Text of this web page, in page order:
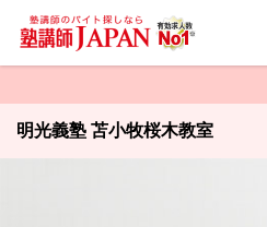
明光義塾 苫小牧桜木教室